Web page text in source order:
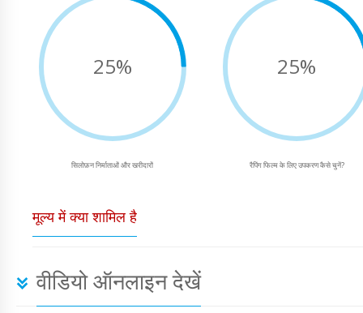
25%
सिलोफ़न निर्माताओं और खरीदारों
25%
रैपिंग फिल्म के लिए उपकरण कैसे चुनें?
मूल्य में क्या शामिल है
वीडियो ऑनलाइन देखें